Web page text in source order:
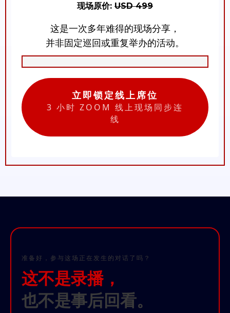
现场原价: USD 499
这是一次多年难得的现场分享，
并非固定巡回或重复举办的活动。
立即锁定线上席位
3 小时 ZOOM 线上现场同步连
线
准备好，参与这场正在发生的对话了吗？
这不是录播，
也不是事后回看。